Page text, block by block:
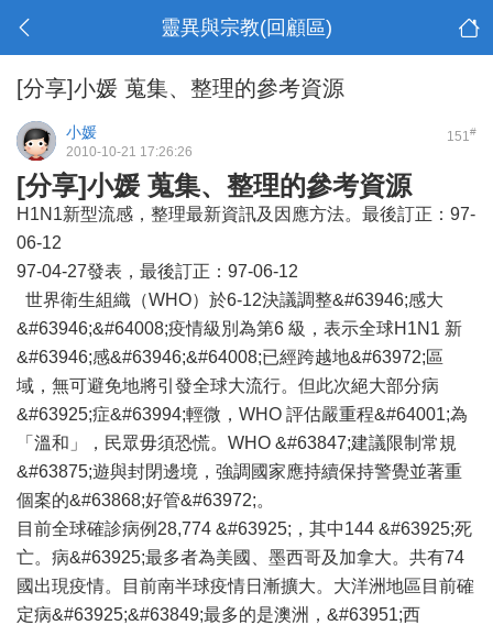
靈異與宗教(回顧區)
[分享]小媛 蒐集、整理的參考資源
151#
小媛
2010-10-21 17:26:26
[分享]小媛 蒐集、整理的參考資源
H1N1新型流感，整理最新資訊及因應方法。最後訂正：97-
06-12
97-04-27發表，最後訂正：97-06-12
世界衛生組織（WHO）於6-12決議調整&#63946;感大
&#63946;&#64008;疫情級別為第6 級，表示全球H1N1 新
&#63946;感&#63946;&#64008;已經跨越地&#63972;區
域，無可避免地將引發全球大流行。但此次絕大部分病
&#63925;症&#63994;輕微，WHO 評估嚴重程&#64001;為
「溫和」，民眾毋須恐慌。WHO &#63847;建議限制常規
&#63875;遊與封閉邊境，強調國家應持續保持警覺並著重
個案的&#63868;好管&#63972;。
目前全球確診病例28,774 &#63925;，其中144 &#63925;死
亡。病&#63925;最多者為美國、墨西哥及加拿大。共有74
國出現疫情。目前南半球疫情日漸擴大。大洋洲地區目前確
定病&#63925;&#63849;最多的是澳洲，&#63951;西